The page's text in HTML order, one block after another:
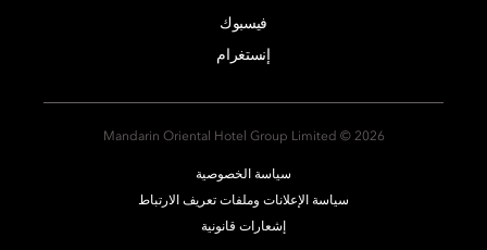
فيسبوك
إنستغرام
2026 © Mandarin Oriental Hotel Group Limited
سياسة الخصوصية
سياسة الإعلانات وملفات تعريف الارتباط
إشعارات قانونية